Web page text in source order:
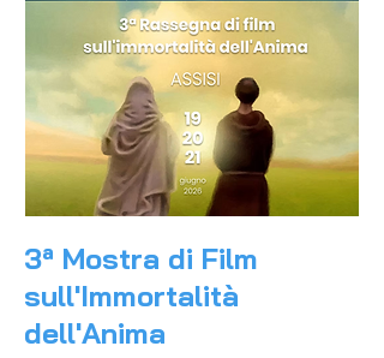
3ª Mostra di Film
sull'Immortalità
dell'Anima